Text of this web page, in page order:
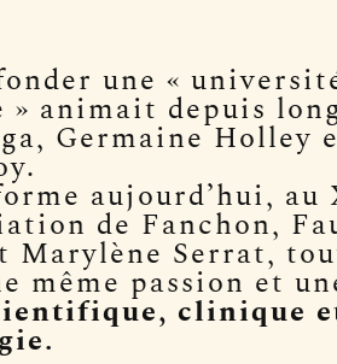
une «
» animait depuis
Germaine Holley
aujourd’hui, au
de Fanchon,
Marylène Serrat,
même passion et
clinique